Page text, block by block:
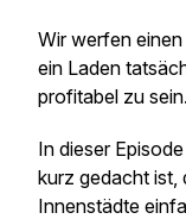
Wir werfen
ein Laden
profitabel zu sein.
In dieser
kurz gedacht ist,
Innenstädte